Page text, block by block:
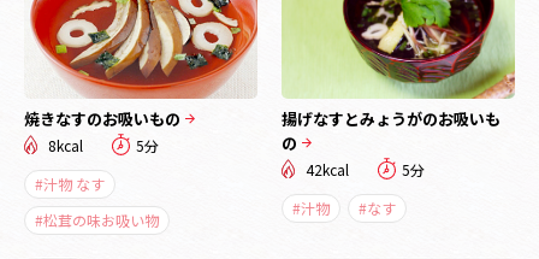
焼きなすのお吸いもの
8kcal
5分
#汁物 なす
#松茸の味お吸い物
揚げなすとみょうがのお吸いも
の
42kcal
5分
#汁物
#なす